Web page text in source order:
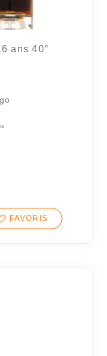
ans 40°
FAVORIS